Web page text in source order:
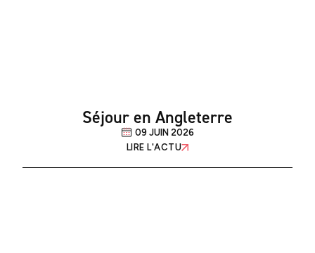
Séjour en Angleterre
09 JUIN 2026
LIRE L'ACTU